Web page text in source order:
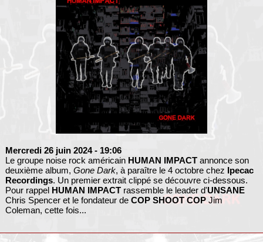
Mercredi 26 juin 2024 - 19:06
Le groupe noise rock américain HUMAN IMPACTannonce son
deuxième album, Gone Dark, à paraître le 4 octobre chez Ipecac
Recordings. Un premier extrait clippé se découvre ci-dessous.
Pour rappel HUMAN IMPACTrassemble le leader d'UNSANE
Chris Spencer et le fondateur de COP SHOOT COPJim
Coleman, cette fois...